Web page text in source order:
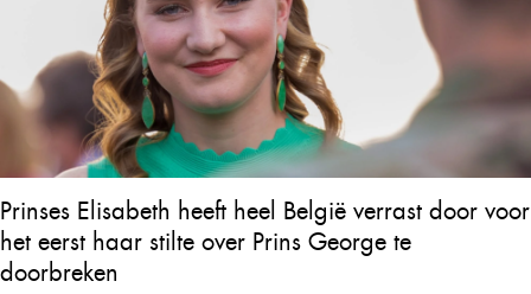
Prinses Elisabeth heeft heel België verrast door voor
het eerst haar stilte over Prins George te
doorbreken